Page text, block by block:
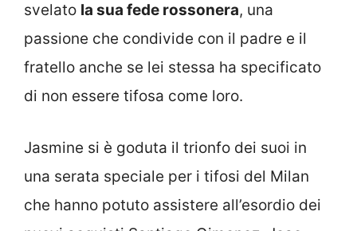
svelato la sua fede rossonera, una
passione che condivide con il padre e il
fratello anche se lei stessa ha specificato
di non essere tifosa come loro.
Jasmine si è goduta il trionfo dei suoi in
una serata speciale per i tifosi del Milan
che hanno potuto assistere all’esordio dei